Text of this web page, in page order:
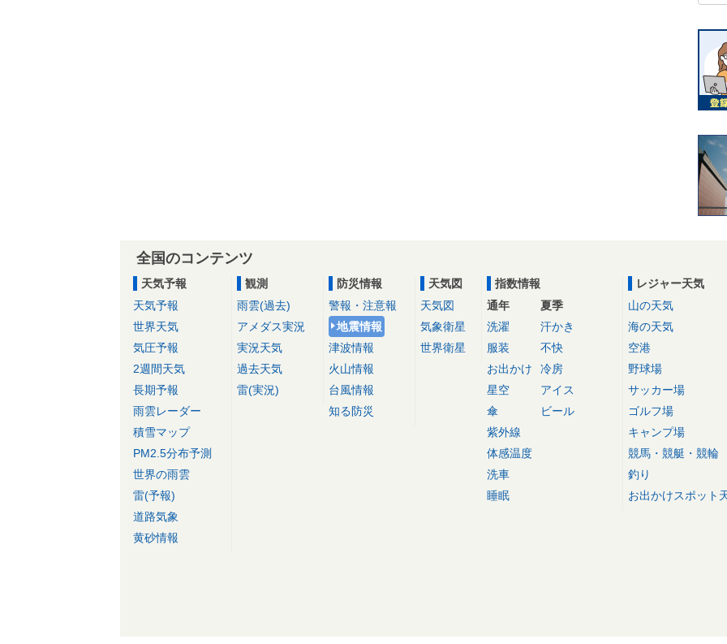
全国のコンテンツ
天気予報
天気予報
世界天気
気圧予報
2週間天気
長期予報
雨雲レーダー
積雪マップ
PM2.5分布予測
世界の雨雲
雷(予報)
道路気象
黄砂情報
観測
雨雲(過去)
アメダス実況
実況天気
過去天気
雷(実況)
防災情報
警報・注意報
地震情報
津波情報
火山情報
台風情報
知る防災
天気図
天気図
気象衛星
世界衛星
指数情報
通年
洗濯
服装
お出かけ
星空
傘
紫外線
体感温度
洗車
睡眠
夏季
汗かき
不快
冷房
アイス
ビール
レジャー天気
山の天気
海の天気
空港
野球場
サッカー場
ゴルフ場
キャンプ場
競馬・競艇・競輪
釣り
お出かけスポット